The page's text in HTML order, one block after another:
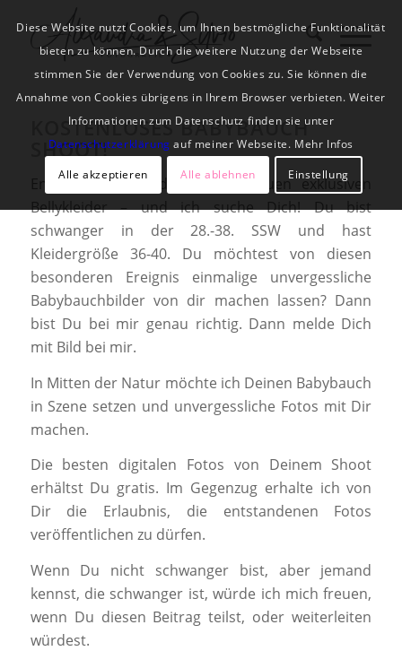
KOSTENLOSES BABYBAUCH
SHOOT!
Endlich sind sie da, unsere neuen exklusiven
Bellykleider – und ich suche Dich! Du bist
schwanger in der 28.-38. SSW und hast
Kleidergröße 36-40. Du möchtest von diesen
besonderen Ereignis einmalige unvergessliche
Babybauchbilder von dir machen lassen? Dann
bist Du bei mir genau richtig. Dann melde Dich
mit Bild bei mir.
In Mitten der Natur möchte ich Deinen Babybauch
in Szene setzen und unvergessliche Fotos mit Dir
machen.
Die besten digitalen Fotos von Deinem Shoot
erhältst Du gratis. Im Gegenzug erhalte ich von
Dir die Erlaubnis, die entstandenen Fotos
veröffentlichen zu dürfen.
Wenn Du nicht schwanger bist, aber jemand
kennst, die schwanger ist, würde ich mich freuen,
wenn Du diesen Beitrag teilst, oder weiterleiten
würdest.
Diese Website nutzt Cookies, um Ihnen bestmögliche Funktionalität
bieten zu können. Durch die weitere Nutzung der Webseite
stimmen Sie der Verwendung von Cookies zu. Sie können die
Annahme von Cookies übrigens in Ihrem Browser verbieten. Weiter
Informationen zum Datenschutz finden sie unter
Datenschutzerklärung auf meiner Webseite. Mehr Infos
Alle akzeptieren Alle ablehnen Einstellung